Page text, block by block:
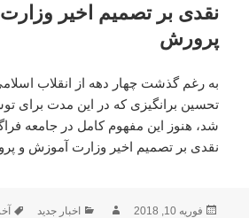
نقدی بر تصمیم اخیر
پرورش
به رغم گذشت چهار دهه از انقلاب
تحسین برانگیزی که در این مدت برای
شد، هنوز این مفهوم کامل در جامعه
نقدی بر تصمیم اخیر وزارت آموزش و
ارسال
فوریه 10, 2018 نویسندهدسته‌ها
اخبار جدید